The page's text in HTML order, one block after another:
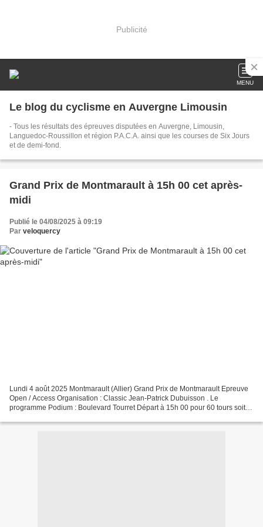
Publicité
MENU
Le blog du cyclisme en Auvergne Limousin
- Tous les résultats des épreuves disputées en Auvergne, Limousin,
Languedoc-Roussillon et région P.A.C.A. ainsi que les courses de Six Jours
et de demi-fond.
Grand Prix de Montmarault à 15h 00 cet après-
midi
Publié le 04/08/2025 à 09:19
Par veloquercy
Lundi 4 août 2025 Montmarault (Allier) Grand Prix de Montmarault Epreuve
Open / Access Organisation : Classic Jean-Patrick Dubuisson . Le
programme Podium : Boulevard Tourret Départ à 15h 00 pour 60 tours soit